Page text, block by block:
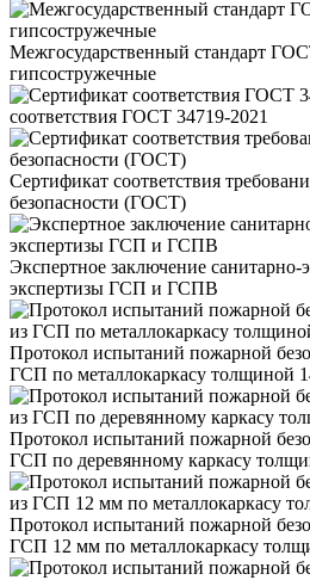
Межгосударственный стандарт
гипсостружечные
соответствия ГОСТ 34719-2021
Сертификат соответствия
безопасности (ГОСТ)
Экспертное заключение санитарно-
экспертизы ГСП и ГСПВ
Протокол испытаний пожарной
ГСП по металлокаркасу толщиной
Протокол испытаний пожарной
ГСП по деревянному каркасу
Протокол испытаний пожарной
ГСП 12 мм по металлокаркасу